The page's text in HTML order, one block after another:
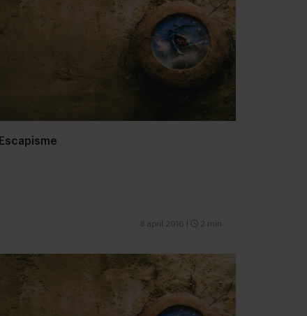
Escapisme
8 april 2016 2 min